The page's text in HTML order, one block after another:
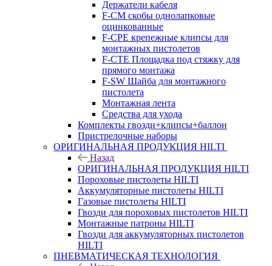
Держатели кабеля
F-CM скобы однолапковые
оцинкованные
F-CPE крепежные клипсы для
монтажных пистолетов
F-CTE Площадка под стяжку для
прямого монтажа
F-SW Шайба для монтажного
пистолета
Монтажная лента
Средства для ухода
Комплекты гвозди+клипсы+баллон
Пристрелочные наборы
ОРИГИНАЛЬНАЯ ПРОДУКЦИЯ HILTI
Назад
ОРИГИНАЛЬНАЯ ПРОДУКЦИЯ HILTI
Пороховые пистолеты HILTI
Аккумуляторные пистолеты HILTI
Газовые пистолеты HILTI
Гвозди для пороховых пистолетов HILTI
Монтажные патроны HILTI
Гвозди для аккумуляторных пистолетов
HILTI
ПНЕВМАТИЧЕСКАЯ ТЕХНОЛОГИЯ